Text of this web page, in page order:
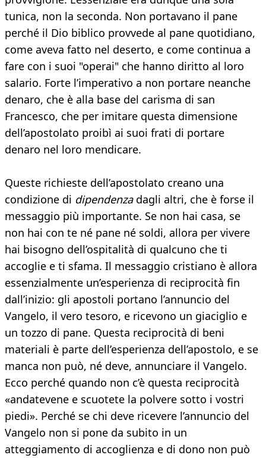
tunica, non la seconda. Non portavano il pane
perché il Dio biblico provvede al pane quotidiano,
come aveva fatto nel deserto, e come continua a
fare con i suoi "operai" che hanno diritto al loro
salario. Forte l’imperativo a non portare neanche
denaro, che è alla base del carisma di san
Francesco, che per imitare questa dimensione
dell’apostolato proibì ai suoi frati di portare
denaro nel loro mendicare.
Queste richieste dell’apostolato creano una
condizione di dipendenzadagli altri, che è forse il
messaggio più importante. Se non hai casa, se
non hai con te né pane né soldi, allora per vivere
hai bisogno dell’ospitalità di qualcuno che ti
accoglie e ti sfama. Il messaggio cristiano è allora
essenzialmente un’esperienza di reciprocità fin
dall’inizio: gli apostoli portano l’annuncio del
Vangelo, il vero tesoro, e ricevono un giaciglio e
un tozzo di pane. Questa reciprocità di beni
materiali è parte dell’esperienza dell’apostolo, e se
manca non può, né deve, annunciare il Vangelo.
Ecco perché quando non c’è questa reciprocità
«andatevene e scuotete la polvere sotto i vostri
piedi». Perché se chi deve ricevere l’annuncio del
Vangelo non si pone da subito in un
atteggiamento di accoglienza e di dono non può